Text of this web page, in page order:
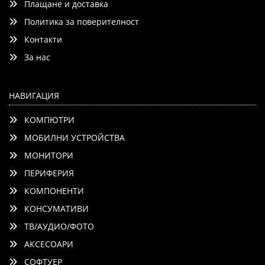
Плащане и доставка
Политика за поверителност
Контакти
За нас
НАВИГАЦИЯ
КОМПЮТРИ
МОБИЛНИ УСТРОЙСТВА
МОНИТОРИ
ПЕРИФЕРИЯ
КОМПОНЕНТИ
КОНСУМАТИВИ
ТВ/АУДИО/ФОТО
АКСЕСОАРИ
СОФТУЕР